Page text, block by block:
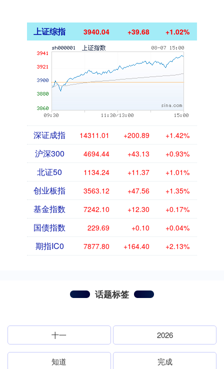
上证综指 3940.04 +39.68 +1.02%
深证成指 14311.01 +200.89 +1.42%
沪深300 4694.44 +43.13 +0.93%
北证50 1134.24 +11.37 +1.01%
创业板指 3563.12 +47.56 +1.35%
基金指数 7242.10 +12.30 +0.17%
国债指数 229.69 +0.10 +0.04%
期指IC0 7877.80 +164.40 +2.13%
话题标签
十一 2026
知道 完成